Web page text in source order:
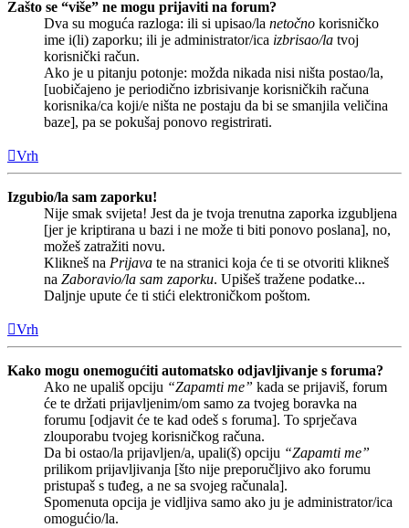
Zašto se “više” ne mogu prijaviti na forum?
Dva su moguća razloga: ili si upisao/la netočno korisničko
ime i(li) zaporku; ili je administrator/ica izbrisao/la tvoj
korisnički račun.
Ako je u pitanju potonje: možda nikada nisi ništa postao/la,
[uobičajeno je periodično izbrisivanje korisničkih računa
korisnika/ca koji/e ništa ne postaju da bi se smanjila veličina
baze], pa se pokušaj ponovo registrirati.
Vrh
Izgubio/la sam zaporku!
Nije smak svijeta! Jest da je tvoja trenutna zaporka izgubljena
[jer je kriptirana u bazi i ne može ti biti ponovo poslana], no,
možeš zatražiti novu.
Klikneš na Prijava te na stranici koja će ti se otvoriti klikneš
na Zaboravio/la sam zaporku. Upišeš tražene podatke...
Daljnje upute će ti stići elektroničkom poštom.
Vrh
Kako mogu onemogućiti automatsko odjavljivanje s foruma?
Ako ne upališ opciju “Zapamti me” kada se prijaviš, forum
će te držati prijavljenim/om samo za tvojeg boravka na
forumu [odjavit će te kad odeš s foruma]. To sprječava
zlouporabu tvojeg korisničkog računa.
Da bi ostao/la prijavljen/a, upali(š) opciju “Zapamti me”
prilikom prijavljivanja [što nije preporučljivo ako forumu
pristupaš s tuđeg, a ne sa svojeg računala].
Spomenuta opcija je vidljiva samo ako ju je administrator/ica
omogućio/la.